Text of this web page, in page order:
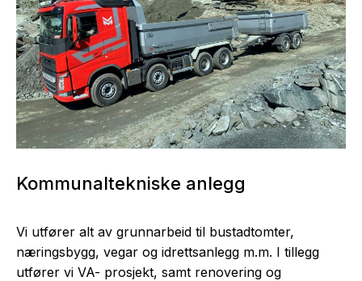
Kommunaltekniske anlegg
Vi utfører alt av grunnarbeid til bustadtomter,
næringsbygg, vegar og idrettsanlegg m.m. I tillegg
utfører vi VA- prosjekt, samt renovering og